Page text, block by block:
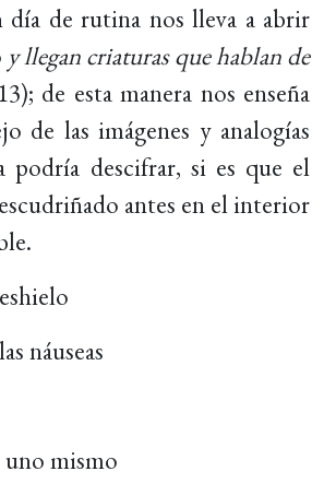
día de rutina nos lleva a abrir
y llegan criaturas que hablan de
de esta manera nos enseña
de las imágenes y analogías
podría descifrar, si es que el
antes en el interior
náuseas
uno mismo